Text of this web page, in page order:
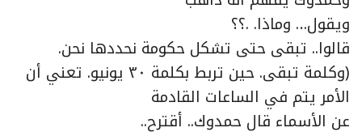
ويقول… وماذا. .؟؟
قالوا.. تبقى حتى تشكل حكومة نحددها نحن.
(وكلمة تبقى. حين تربط بكلمة ٣٠ يونيو. تعني أن
الأمر يتم في الساعات القادمة
عن الأسماء قال حمدوك.. أقترح..